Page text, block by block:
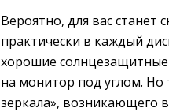
Вероятно, для вас
практически в каждый
хорошие солнцезащитные
на монитор под углом. Но
зеркала», возникающего